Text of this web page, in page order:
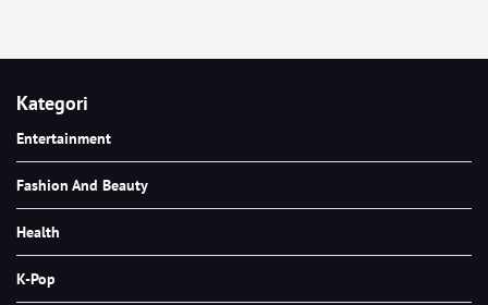
Kategori
Entertainment
Fashion And Beauty
Health
K-Pop